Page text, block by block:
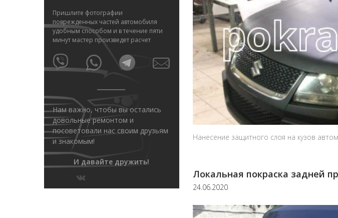
Нанесение защитного слоя на кузов
Локальная покраска задней
24.06.2020
Пришлите фотографии
поврежденных частей автомобиля
удобным способом и в течение пяти
минут мастер произведет расчет
Нам важно, чтобы вы остались
довольные ремонтом и
посоветовали нас своим друзьям
и знакомым!
И давайте дружить!